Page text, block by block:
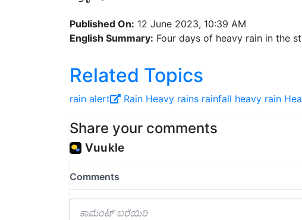
English Summary:Four days of heavy rain in the
Related Topics
rain alert Rain Heavy rains rainfall